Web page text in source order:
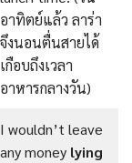
อาทิตย์แล้ว ลาร่า
จึงนอนตื่นสายได้
เกือบถึงเวลา
อาหารกลางวัน)
I wouldn’t leave
any money lying